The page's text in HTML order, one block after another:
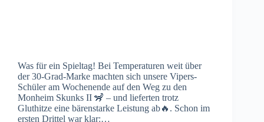
Was für ein Spieltag! Bei Temperaturen weit über
der 30-Grad-Marke machten sich unsere Vipers-
Schüler am Wochenende auf den Weg zu den
Monheim Skunks II 🦨 – und lieferten trotz
Gluthitze eine bärenstarke Leistung ab🔥. Schon im
ersten Drittel war klar:…